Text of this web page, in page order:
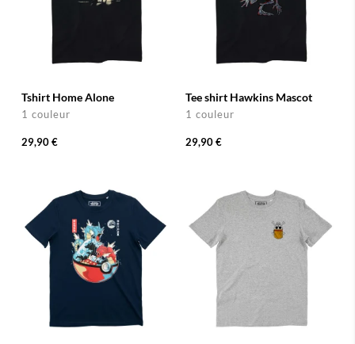
Tshirt Home Alone
1 couleur
29,90 €
Tee shirt Hawkins Mascot
1 couleur
29,90 €